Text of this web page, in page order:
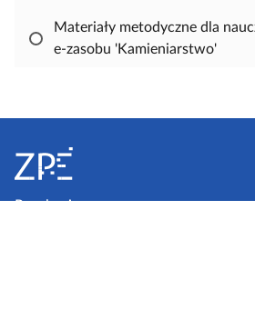
i
a
Materiały metodyczne dla
e‑zasobu 'Kamieniarstwo'
pRegulamin